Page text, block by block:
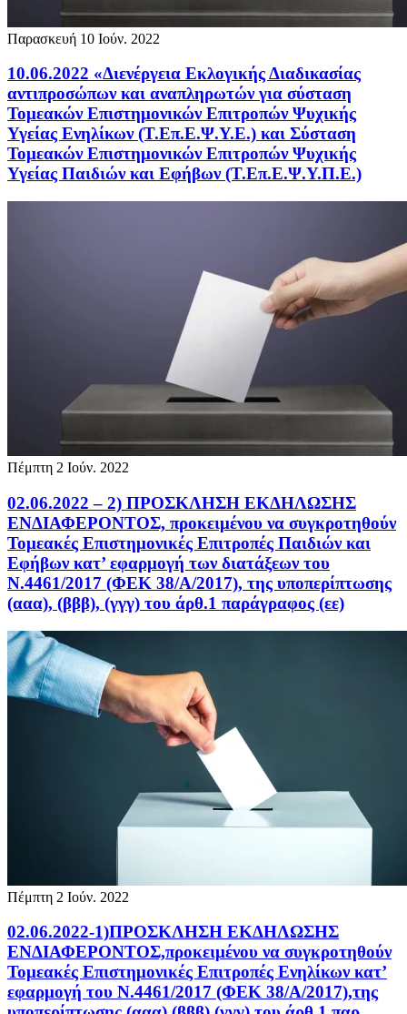
Παρασκευή 10 Ιούν. 2022
10.06.2022 «Διενέργεια Εκλογικής Διαδικασίας
αντιπροσώπων και αναπληρωτών για σύσταση
Τομεακών Επιστημονικών Επιτροπών Ψυχικής
Υγείας Ενηλίκων (Τ.Επ.Ε.Ψ.Υ.Ε.) και Σύσταση
Τομεακών Επιστημονικών Επιτροπών Ψυχικής
Υγείας Παιδιών και Εφήβων (Τ.Επ.Ε.Ψ.Υ.Π.Ε.)
Πέμπτη 2 Ιούν. 2022
02.06.2022 – 2) ΠΡΟΣΚΛΗΣΗ ΕΚΔΗΛΩΣΗΣ
ΕΝΔΙΑΦΕΡΟΝΤΟΣ, προκειμένου να συγκροτηθούν
Τομεακές Επιστημονικές Επιτροπές Παιδιών και
Εφήβων κατ’ εφαρμογή των διατάξεων του
Ν.4461/2017 (ΦΕΚ 38/Α/2017), της υποπερίπτωσης
(ααα), (βββ), (γγγ) του άρθ.1 παράγραφος (εε)
Πέμπτη 2 Ιούν. 2022
02.06.2022-1)ΠΡΟΣΚΛΗΣΗ ΕΚΔΗΛΩΣΗΣ
ΕΝΔΙΑΦΕΡΟΝΤΟΣ,προκειμένου να συγκροτηθούν
Τομεακές Επιστημονικές Επιτροπές Ενηλίκων κατ’
εφαρμογή του Ν.4461/2017 (ΦΕΚ 38/Α/2017),της